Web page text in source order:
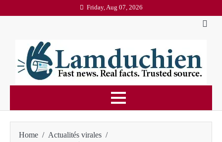
to
Friday, Aug 07, 2026
Home
Actualités virales